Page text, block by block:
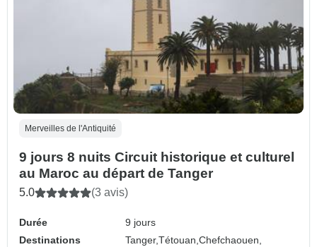
Merveilles de l'Antiquité
9 jours 8 nuits Circuit historique et culturel
au Maroc au départ de Tanger
5.0 (3 avis)
Durée
9 jours
Destinations
Tanger,Tétouan,Chefchaouen,